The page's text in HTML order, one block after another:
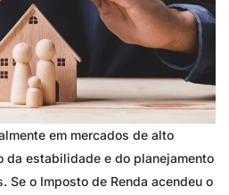
em mercados de alto
da estabilidade e do planejamento
Se o Imposto de Renda acendeu o